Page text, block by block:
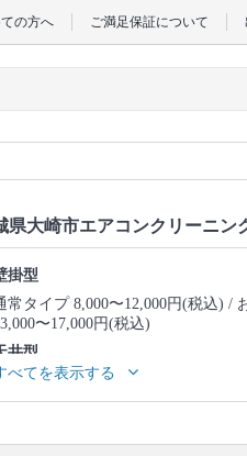
の方へ ご満足保証について
県大崎市エアコンクリーニン
掛型
常タイプ 8,000〜12,000円(税込)
〜17,000円(税込)
井型
井埋め込み型1方向 23,000〜27,000
め込み型2方向 25,000〜29,000円(
〜27,000円(税込)
べてを表示する